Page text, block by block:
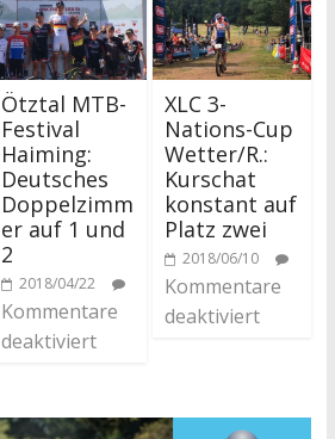
Ötztal MTB-
Festival
Haiming:
Deutsches
Doppelzimm
er auf 1 und
2
2018/04/22
Kommentare
deaktiviert
XLC 3-
Nations-Cup
Wetter/R.:
Kurschat
konstant auf
Platz zwei
2018/06/10
Kommentare
deaktiviert